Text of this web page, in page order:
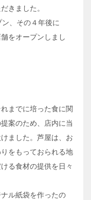
きました。
、その４年後に
をオープンしまし
までに培った食に関
案のため、店内に当
ました。芦屋は、お
をもっておられる地
る食材の提供を日々
ル紙袋を作ったの